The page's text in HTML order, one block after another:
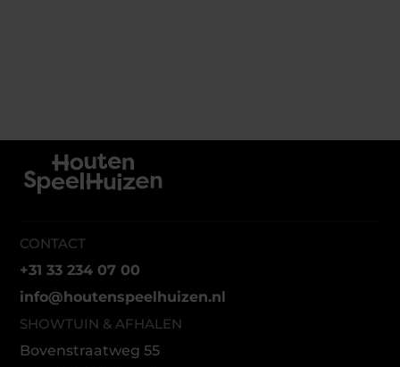
CONTACT
+31 33 234 07 00
info@houtenspeelhuizen.nl
SHOWTUIN & AFHALEN
Bovenstraatweg 55